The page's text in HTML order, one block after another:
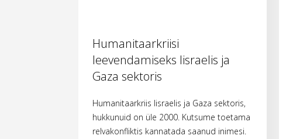
Humanitaarkriisi
leevendamiseks Iisraelis ja
Gaza sektoris
Humanitaarkriis Iisraelis ja Gaza sektoris,
hukkunuid on üle 2000. Kutsume toetama
relvakonfliktis kannatada saanud inimesi.